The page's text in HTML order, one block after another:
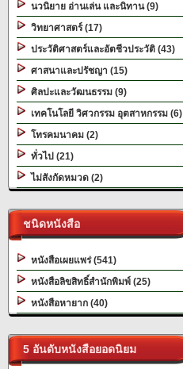
นวนิยาย อ่านเล่น และนิทาน (9)
วิทยาศาสตร์ (17)
ประวัติศาสตร์และอัตชีวประวัติ (43)
ศาสนาและปรัชญา (15)
ศิลปะและวัฒนธรรม (9)
เทคโนโลยี วิศวกรรม อุตสาหกรรม (6)
โทรคมนาคม (2)
ทั่วไป (21)
ไม่สังกัดหมวด (2)
ชนิดหนังสือ
หนังสือเผยแพร่ (541)
หนังสือลิขสิทธิ์สำนักพิมพ์ (25)
หนังสือหายาก (40)
5 อันดับหนังสือยอดนิยม